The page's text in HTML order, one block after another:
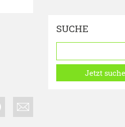
SUCHE
Jetzt